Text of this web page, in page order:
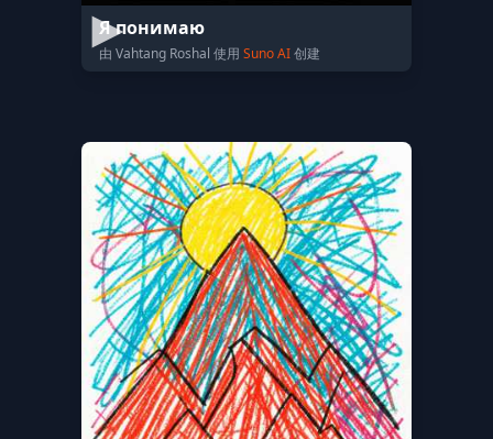
Я понимаю
由 Vahtang Roshal 使用 Suno AI创建